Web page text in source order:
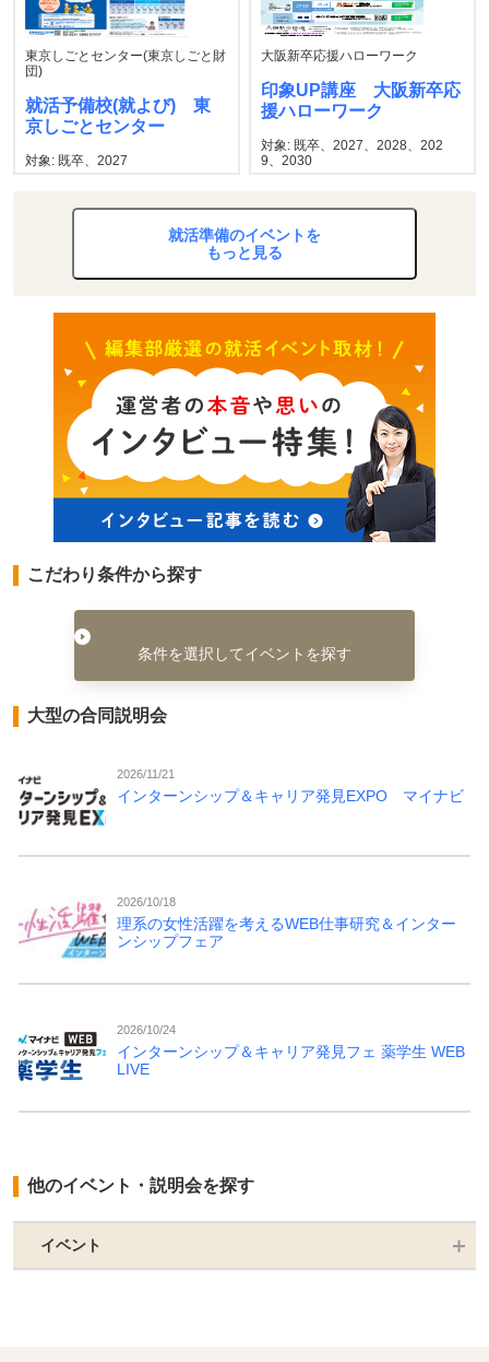
東京しごとセンター(東京しごと財
団)
就活予備校(就よび) 東
京しごとセンター
対象: 既卒、2027
大阪新卒応援ハローワーク
印象UP講座 大阪新卒応
援ハローワーク
対象: 既卒、2027、2028、202
9、2030
就活準備のイベントを
もっと見る
こだわり条件から探す
条件を選択してイベントを探す
大型の合同説明会
2026/11/21
インターンシップ＆キャリア発見EXPO マイナビ
2026/10/18
理系の女性活躍を考えるWEB仕事研究＆インター
ンシップフェア
2026/10/24
インターンシップ＆キャリア発見フェ 薬学生 WEB
LIVE
他のイベント・説明会を探す
イベント